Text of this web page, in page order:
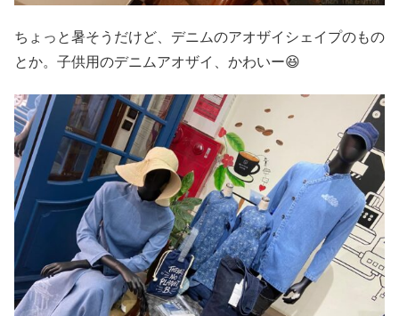
ちょっと暑そうだけど、デニムのアオザイシェイプのもの
とか。子供用のデニムアオザイ、かわいー😆